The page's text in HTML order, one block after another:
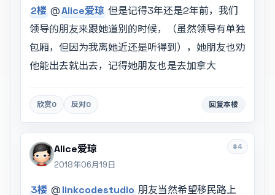
2楼 @Alice爱琼 但是记得3年还是2年前，我们
领导的朋友来跟她道别的时候，（虽然领导有单独
包厢，但因为我离她近还是听得到），她朋友也劝
他能出去就出去，记得她朋友也是去加拿大
欣赏0 反对0 回复本楼
#4
Alice爱琼
2018年06月19日
3楼 @linkcodestudio 朋友当然希望移民路上